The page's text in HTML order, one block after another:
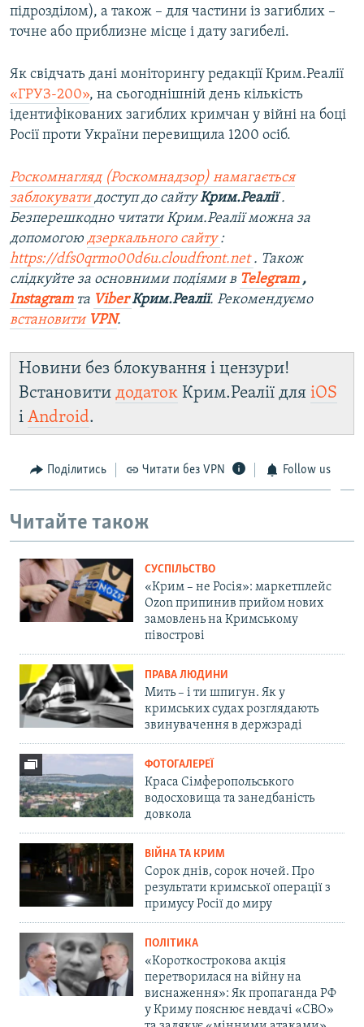
підрозділом), а також – для частини із загиблих –
точне або приблизне місце і дату загибелі.
Як свідчать дані моніторингу редакції Крим.Реалії
«ГРУЗ-200», на сьогоднішній день кількість
ідентифікованих загиблих кримчан у війні на боці
Росії проти України перевищила 1200 осіб.
Роскомнагляд (Роскомнадзор) намагається
заблокувати доступ до сайтуКрим.Реалії.
Безперешкодно читати Крим.Реалії можна за
допомогою дзеркального сайту :
https://dfs0qrmo00d6u.cloudfront.net . Також
слідкуйте за основними подіями в Telegram ,
Instagram та Viber Крим.Реалії. Рекомендуємо
встановити VPN.
Новини без блокування і цензури!
Встановити додаток Крим.Реалії для iOS
і Android.
Поділитись Читати без VPN Follow us
Читайте також
СУСПІЛЬСТВО
«Крим – не Росія»: маркетплейс
Ozon припинив прийом нових
замовлень на Кримському
півострові
ПРАВА ЛЮДИНИ
Мить – і ти шпигун. Як у
кримських судах розглядають
звинувачення в держзраді
ФОТОГАЛЕРЕЇ
Краса Сімферопольського
водосховища та занедбаність
довкола
ВІЙНА ТА КРИМ
Сорок днів, сорок ночей. Про
результати кримської операції з
примусу Росії до миру
ПОЛІТИКА
«Короткострокова акція
перетворилася на війну на
виснаження»: Як пропаганда РФ
у Криму пояснює невдачі «СВО»